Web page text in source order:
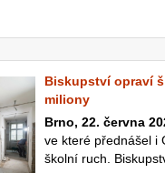
Biskupství opraví
miliony
Brno, 22. června
ve které přednášel i
školní ruch.